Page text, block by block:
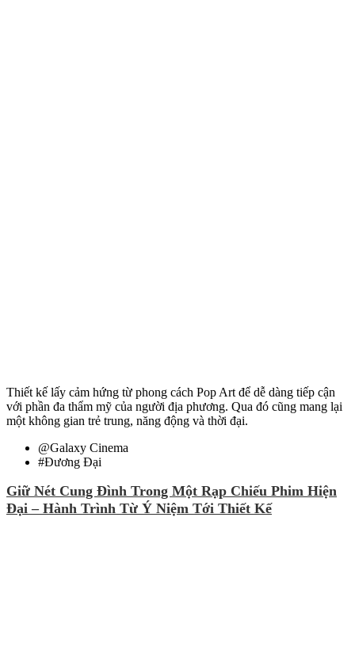
Thiết kế lấy cảm hứng từ phong cách Pop Art để dễ dàng tiếp cận
với phần đa thẩm mỹ của người địa phương. Qua đó cũng mang lại
một không gian trẻ trung, năng động và thời đại.
@Galaxy Cinema
#Đương Đại
Giữ Nét Cung Đình Trong Một Rạp Chiếu Phim Hiện
Đại – Hành Trình Từ Ý Niệm Tới Thiết Kế